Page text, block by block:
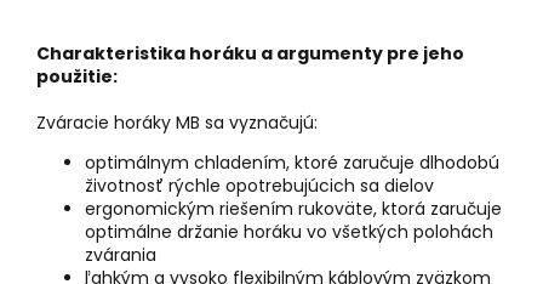
Charakteristika horáku a argumenty pre jeho
použitie:
Zváracie horáky MB sa vyznačujú:
optimálnym chladením, ktoré zaručuje dlhodobú
životnosť rýchle opotrebujúcich sa dielov
ergonomickým riešením rukoväte, ktorá zaručuje
optimálne držanie horáku vo všetkých polohách
zvárania
ľahkým a vysoko flexibilným káblovým zväzkom